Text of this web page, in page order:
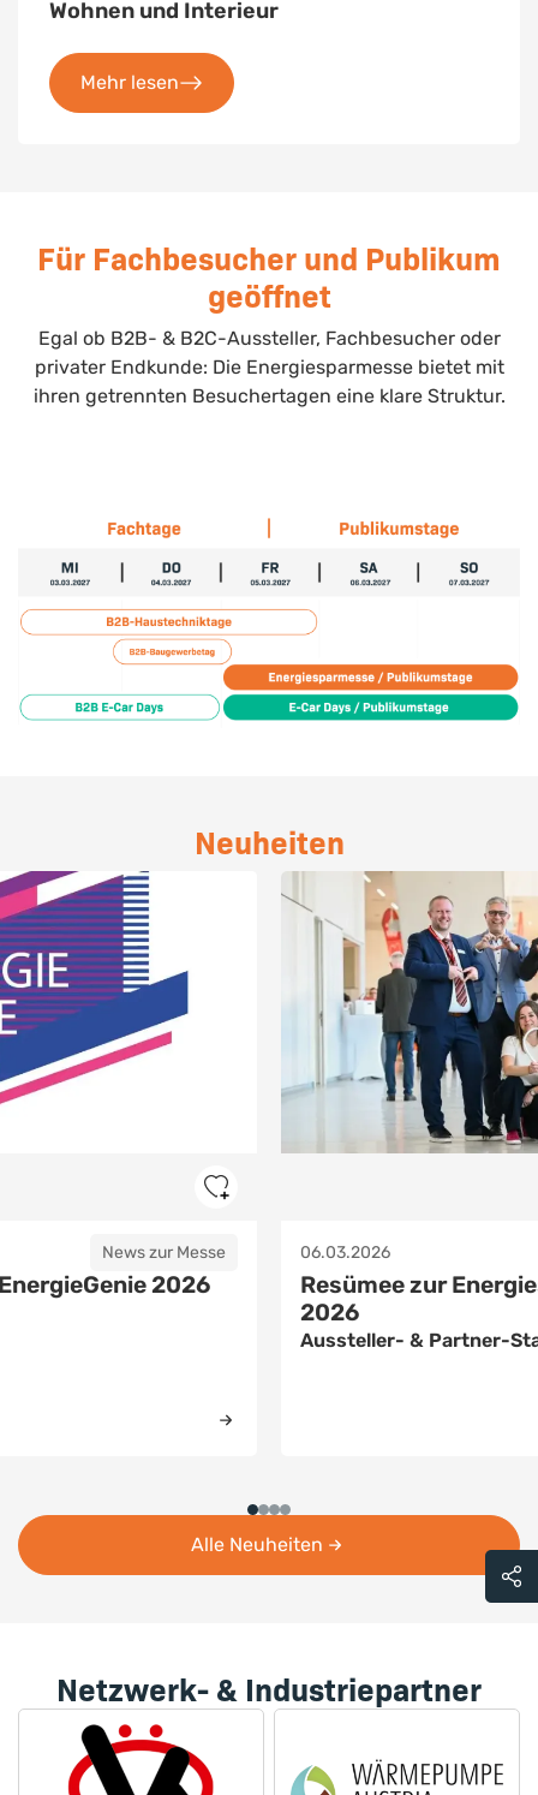
Wohnen und Interieur
Mehr lesen
Für Fachbesucher und Publikum
geöffnet
Egal ob B2B- & B2C-Aussteller, Fachbesucher oder
privater Endkunde: Die Energiesparmesse bietet mit
ihren getrennten Besuchertagen eine klare Struktur.
Neuheiten
News zur Messe
Wels
27.02.2026
Eröffnung
Energiesparmesse
Neue Landesförderung
Alle Neuheiten
Netzwerk- & Industriepartner